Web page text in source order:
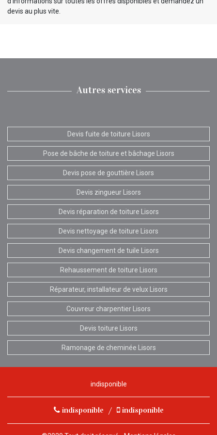
devis au plus vite.
Autres services
Devis fuite de toiture Lisors
Pose de bâche de toiture et bâchage Lisors
Devis pose de gouttière Lisors
Devis zingueur Lisors
Devis réparation de toiture Lisors
Devis nettoyage de toiture Lisors
Devis changement de tuile Lisors
Rehaussement de toiture Lisors
Réparateur, installateur de velux Lisors
Couvreur charpentier Lisors
Devis toiture Lisors
Ramonage de cheminée Lisors
indisponible
indisponible / indisponible